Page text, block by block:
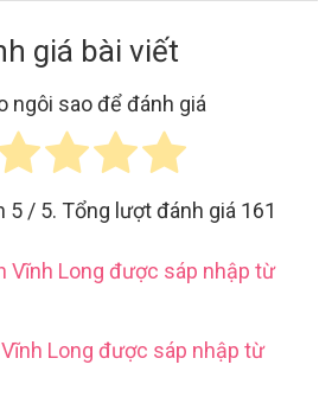
giá bài viết
ngôi sao để đánh giá
5 / 5. Tổng lượt đánh giá 161
Vĩnh Long được sáp nhập từ
Long được sáp nhập từ